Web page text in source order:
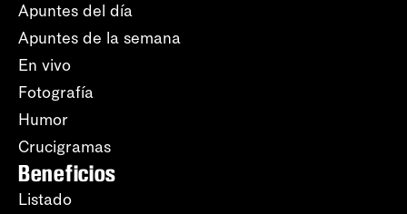
Apuntes del día
Apuntes de la semana
En vivo
Fotografía
Humor
Crucigramas
Beneficios
Listado